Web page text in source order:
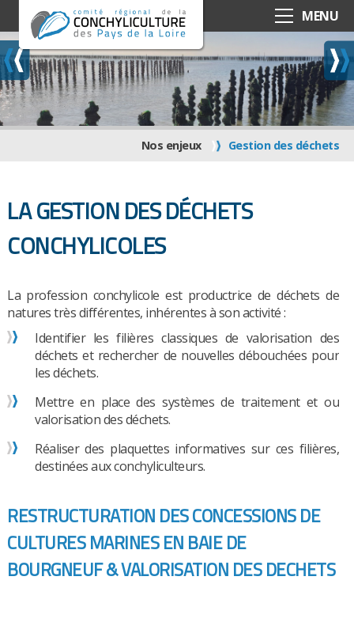
MENU
Nos enjeux Gestion des déchets
LA GESTION DES DÉCHETS
CONCHYLICOLES
La profession conchylicole est productrice de déchets de
natures très différentes, inhérentes à son activité :
Identifier les filières classiques de valorisation des
déchets et rechercher de nouvelles débouchées pour
les déchets.
Mettre en place des systèmes de traitement et ou
valorisation des déchets.
Réaliser des plaquettes informatives sur ces filières,
destinées aux conchyliculteurs.
RESTRUCTURATION DES CONCESSIONS DE
CULTURES MARINES EN BAIE DE
BOURGNEUF & VALORISATION DES DECHETS